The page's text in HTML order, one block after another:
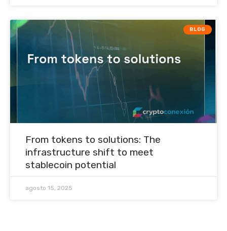
BLOG
From tokens to solutions: The
infrastructure shift to meet
stablecoin potential
agosto 15, 2025